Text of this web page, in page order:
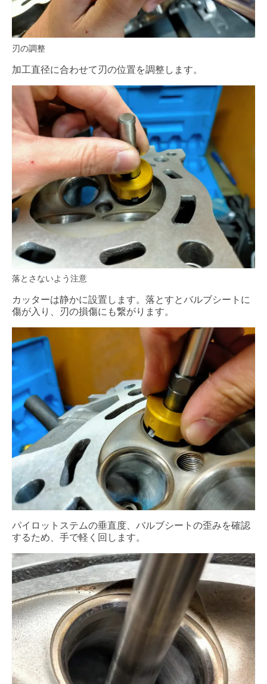
刃の調整
加工直径に合わせて刃の位置を調整します。
落とさないよう注意
カッターは静かに設置します。落とすとバルブシートに
傷が入り、刃の損傷にも繋がります。
パイロットステムの垂直度、バルブシートの歪みを確認
するため、手で軽く回します。